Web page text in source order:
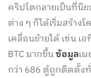
คริปโตกลายเป็นที่นิ
ต่าง ๆ ก็ได้เริ่มสร้าง
เคลื่อนย้ายได้ เช่น เ
BTC มากขึ้นข้อมูลเ
กว่า 686 ตู้ถูกติดตั้ง